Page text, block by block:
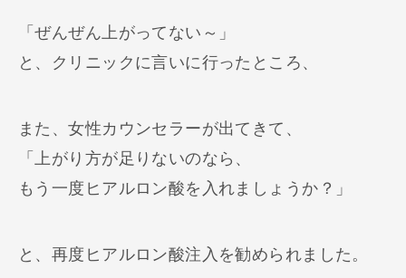
「ぜんぜん上がってない～」
と、クリニックに言いに行ったところ、
また、女性カウンセラーが出てきて、
「上がり方が足りないのなら、
もう一度ヒアルロン酸を入れましょうか？」
と、再度ヒアルロン酸注入を勧められました。